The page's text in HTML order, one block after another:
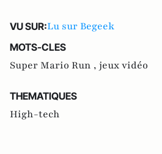
VU SUR:Lu sur Begeek
MOTS-CLES
Super Mario Run , jeux vidéo
THEMATIQUES
High-tech